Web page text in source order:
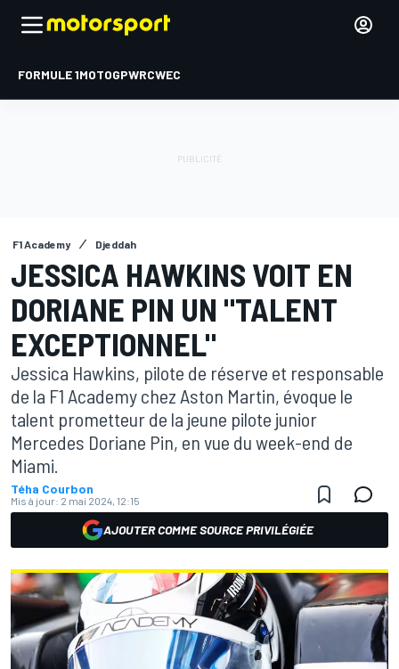
FORMULE 1MOTOGPWRCWEC
F1 Academy Djeddah
JESSICA HAWKINS VOIT EN
DORIANE PIN UN "TALENT
EXCEPTIONNEL"
Jessica Hawkins, pilote de réserve et responsable
de la F1 Academy chez Aston Martin, évoque le
talent prometteur de la jeune pilote junior
Mercedes Doriane Pin, en vue du week-end de
Miami.
Téha Courbon
Mis à jour: 2 mai 2024, 12:15
AJOUTER COMME SOURCE PRIVILÉGIÉE